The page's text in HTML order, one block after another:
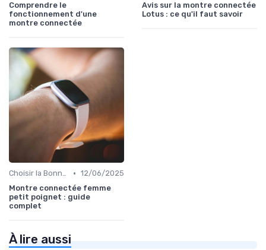
Comprendre le
fonctionnement d'une
montre connectée
Avis sur la montre connectée
Lotus : ce qu'il faut savoir
Choisir la Bonne Montre Connectée • 12/06/2025
Montre connectée femme
petit poignet : guide
complet
À lire aussi